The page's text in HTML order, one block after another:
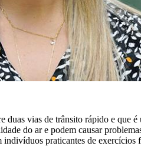
vias de trânsito rápido e
do ar e podem causar
praticantes de exercícios